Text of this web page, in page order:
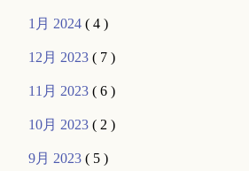
1月 2024( 4 )
12月 2023( 7 )
11月 2023( 6 )
10月 2023( 2 )
9月 2023( 5 )